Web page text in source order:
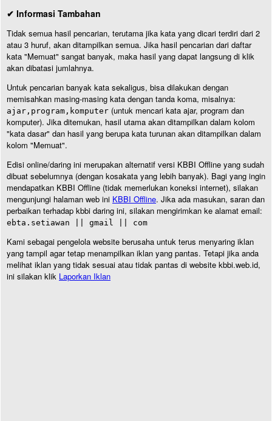
✔ Informasi Tambahan
Tidak semua hasil pencarian, terutama jika kata yang dicari terdiri dari 2
atau 3 huruf, akan ditampilkan semua. Jika hasil pencarian dari daftar
kata "Memuat" sangat banyak, maka hasil yang dapat langsung di klik
akan dibatasi jumlahnya.
Untuk pencarian banyak kata sekaligus, bisa dilakukan dengan
memisahkan masing-masing kata dengan tanda koma, misalnya:
ajar,program,komputer (untuk mencari kata ajar, program dan
komputer). Jika ditemukan, hasil utama akan ditampilkan dalam kolom
"kata dasar" dan hasil yang berupa kata turunan akan ditampilkan dalam
kolom "Memuat".
Edisi online/daring ini merupakan alternatif versi KBBI Offline yang sudah
dibuat sebelumnya (dengan kosakata yang lebih banyak). Bagi yang ingin
mendapatkan KBBI Offline (tidak memerlukan koneksi internet), silakan
mengunjungi halaman web ini KBBI Offline. Jika ada masukan, saran dan
perbaikan terhadap kbbi daring ini, silakan mengirimkan ke alamat email:
ebta.setiawan || gmail || com
Kami sebagai pengelola website berusaha untuk terus menyaring iklan
yang tampil agar tetap menampilkan iklan yang pantas. Tetapi jika anda
melihat iklan yang tidak sesuai atau tidak pantas di website kbbi.web.id,
ini silakan klik Laporkan Iklan